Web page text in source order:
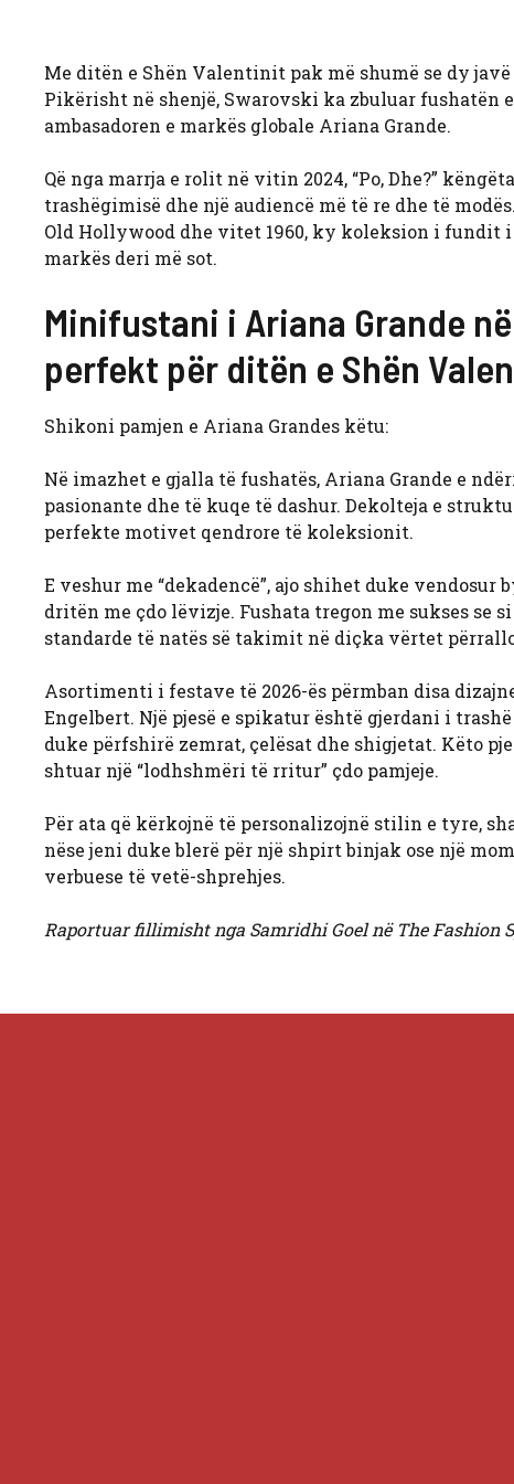
Me ditën e Shën Valentinit pak më shumë se dy
Pikërisht në shenjë, Swarovski ka zbuluar fushatën
ambasadoren e markës globale Ariana Grande.
Që nga marrja e rolit në vitin 2024, “Po, Dhe?”
trashëgimisë dhe një audiencë më të re dhe të
Old Hollywood dhe vitet 1960, ky koleksion i fundit
markës deri më sot.
Minifustani i Ariana Grande
perfekt për ditën e Shën
Shikoni pamjen e Ariana Grandes këtu:
Në imazhet e gjalla të fushatës, Ariana Grande e
pasionante dhe të kuqe të dashur. Dekolteja e
perfekte motivet qendrore të koleksionit.
E veshur me “dekadencë”, ajo shihet duke
dritën me çdo lëvizje. Fushata tregon me sukses se
standarde të natës së takimit në diçka vërtet
Asortimenti i festave të 2026-ës përmban disa
Engelbert. Një pjesë e spikatur është gjerdani i
duke përfshirë zemrat, çelësat dhe shigjetat. Këto
shtuar një “lodhshmëri të rritur” çdo pamjeje.
Për ata që kërkojnë të personalizojnë stilin e tyre,
nëse jeni duke blerë për një shpirt binjak ose një
verbuese të vetë-shprehjes.
Raportuar fillimisht nga Samridhi Goel në The Fashion